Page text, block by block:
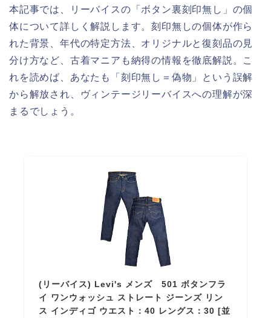
本記事では、リーバイスの「ボタン裏刻印無し」の個
体について詳しく解説します。刻印無しの個体が作ら
れた背景、年代の特定方法、オリジナルと復刻品の見
分け方など、古着マニアも納得の情報を徹底解説。こ
れを読めば、あなたも「刻印無し＝偽物」という誤解
から解放され、ヴィンテージリーバイスへの理解が深
まるでしょう。
(リーバイス) Levi's メンズ 501 ボタンフラ
イ ワンウォッシュ ストレート ジーンズ リン
ス インディゴ ウエスト：40 レングス：30 [並